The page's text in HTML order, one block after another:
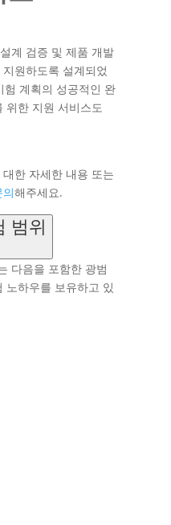
계 검증 및 제품 개발
원하도록 설계되었
험 계획의 성공적인 완
위한 지원 서비스도
한 자세한 내용 또는
의해주세요.
범위
다음을 포함한 광범
노하우를 보유하고 있